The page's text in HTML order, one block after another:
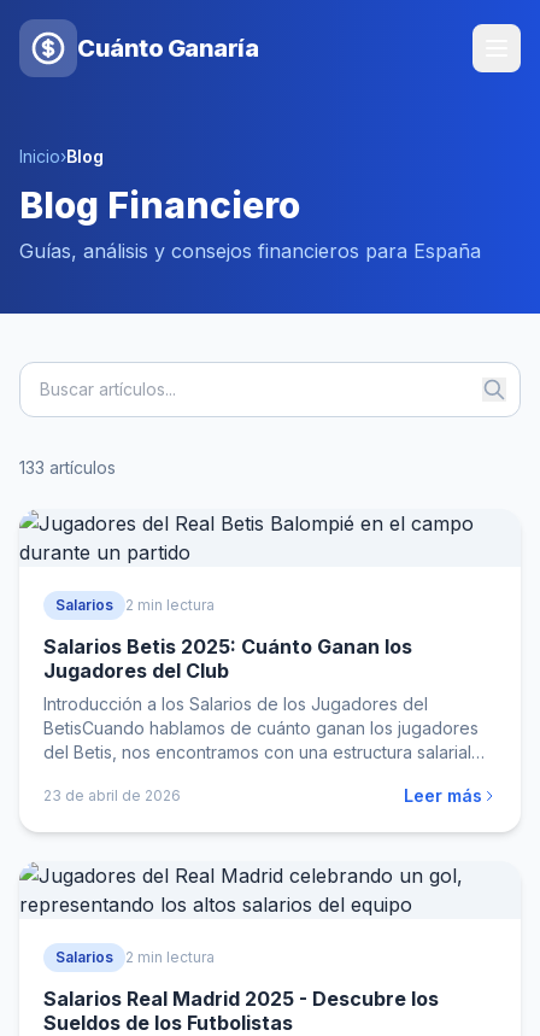
Cuánto Ganaría
Inicio›Blog
Blog Financiero
Guías, análisis y consejos financieros para España
133 artículos
Salarios 2 min lectura
Salarios Betis 2025: Cuánto Ganan los
Jugadores del Club
Introducción a los Salarios de los Jugadores del
BetisCuando hablamos de cuánto ganan los jugadores
del Betis, nos encontramos con una estructura salarial…
23 de abril de 2026 Leer más
Salarios 2 min lectura
Salarios Real Madrid 2025 - Descubre los
Sueldos de los Futbolistas